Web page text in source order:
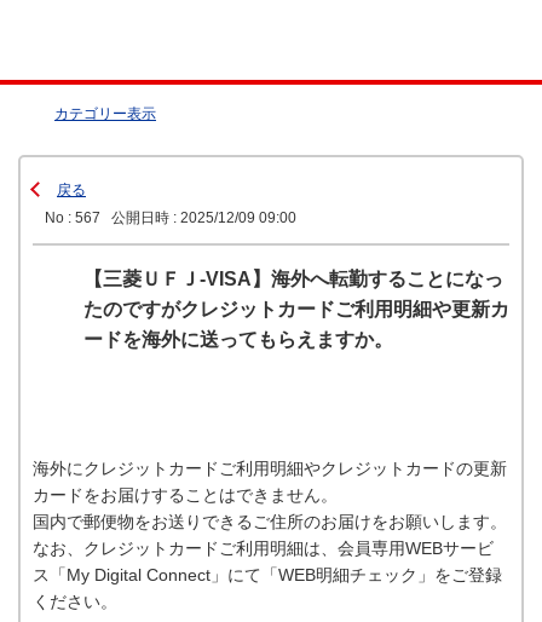
カテゴリー表示
戻る
No : 567
公開日時 : 2025/12/09 09:00
【三菱ＵＦＪ-VISA】海外へ転勤することになっ
たのですがクレジットカードご利用明細や更新カ
ードを海外に送ってもらえますか。
海外にクレジットカードご利用明細やクレジットカードの更新
カードをお届けすることはできません。
国内で郵便物をお送りできるご住所のお届けをお願いします。
なお、クレジットカードご利用明細は、会員専用WEBサービ
ス「My Digital Connect」にて「WEB明細チェック」をご登録
ください。